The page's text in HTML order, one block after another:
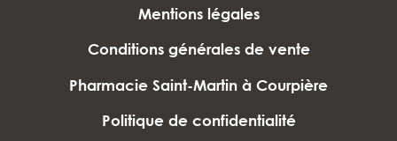
Mentions légales
Conditions générales de vente
Pharmacie Saint-Martin à Courpière
Politique de confidentialité